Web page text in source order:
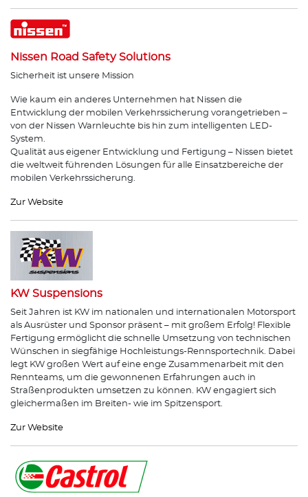
Nissen Road Safety Solutions
Sicherheit ist unsere Mission
Wie kaum ein anderes Unternehmen hat Nissen die
Entwicklung der mobilen Verkehrssicherung vorangetrieben –
von der Nissen Warnleuchte bis hin zum intelligenten LED-
System.
Qualität aus eigener Entwicklung und Fertigung – Nissen bietet
die weltweit führenden Lösungen für alle Einsatzbereiche der
mobilen Verkehrssicherung.
Zur Website
KW Suspensions
Seit Jahren ist KW im nationalen und internationalen Motorsport
als Ausrüster und Sponsor präsent – mit großem Erfolg! Flexible
Fertigung ermöglicht die schnelle Umsetzung von technischen
Wünschen in siegfähige Hochleistungs-Rennsportechnik. Dabei
legt KW großen Wert auf eine enge Zusammenarbeit mit den
Rennteams, um die gewonnenen Erfahrungen auch in
Straßenprodukten umsetzen zu können. KW engagiert sich
gleichermaßen im Breiten- wie im Spitzensport.
Zur Website